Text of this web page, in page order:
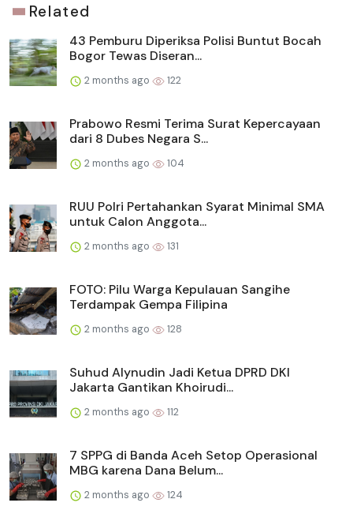
Related
43 Pemburu Diperiksa Polisi Buntut Bocah
Bogor Tewas Diseran...
2 months ago 122
Prabowo Resmi Terima Surat Kepercayaan
dari 8 Dubes Negara S...
2 months ago 104
RUU Polri Pertahankan Syarat Minimal SMA
untuk Calon Anggota...
2 months ago 131
FOTO: Pilu Warga Kepulauan Sangihe
Terdampak Gempa Filipina
2 months ago 128
Suhud Alynudin Jadi Ketua DPRD DKI
Jakarta Gantikan Khoirudi...
2 months ago 112
7 SPPG di Banda Aceh Setop Operasional
MBG karena Dana Belum...
2 months ago 124